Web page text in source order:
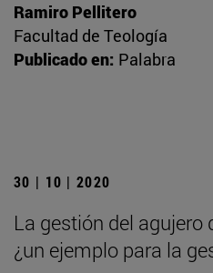
Ramiro Pellitero
Facultad de Teología
Publicado en: Palabra
30 | 10 | 2020
La gestión del agujero
¿un ejemplo para la